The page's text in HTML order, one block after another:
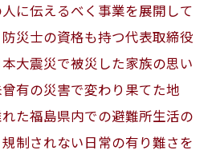
に伝えるべく事業を展開して
災士の資格も持つ代表取締役
大震災で被災した家族の思い
有の災害で変わり果てた地
た福島県内での避難所生活の
制されない日常の有り難さを